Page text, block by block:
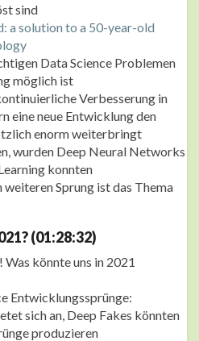
sind
a solution to a 50-year-old
Data Science Problemen
möglich ist
Verbesserung in
eine neue Entwicklung den
enorm weiterbringt
wurden Deep Neural Networks
konnten
weiteren Sprung ist das Thema
(01:28:32)
könnte uns in 2021
Entwicklungssprünge:
sich an, Deep Fakes könnten
produzieren